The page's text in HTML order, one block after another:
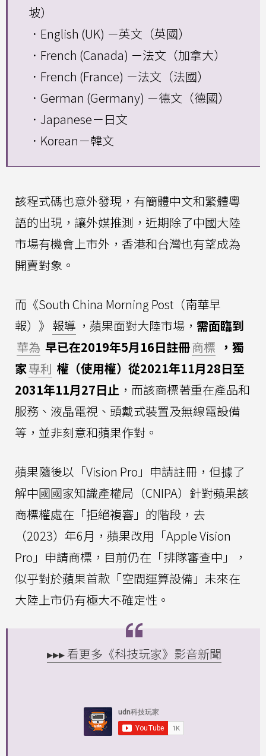
坡）
．English (UK) －英文（英國）
．French (Canada) －法文（加拿大）
．French (France) －法文（法國）
．German (Germany) －德文（德國）
．Japanese－日文
．Korean－韓文
該程式碼也意外發現，有簡體中文和繁體粵
語的出現，讓外媒推測，近期除了中國大陸
市場有機會上市外，香港和台灣也有望成為
開賣對象。
而《South China Morning Post（南華早
報）》 報導 ，蘋果面對大陸市場， 需面臨到
華為 早已在2019年5月16日註冊商標 ，獨
家專利 權（使用權）從2021年11月28日至
2031年11月27日止 ，而該商標著重在產品和
服務、液晶電視、頭戴式裝置及無線電設備
等，並非刻意和蘋果作對。
蘋果隨後以「Vision Pro」申請註冊，但據了
解中國國家知識產權局（CNIPA）針對蘋果該
商標權處在「拒絕複審」的階段，去
（2023）年6月，蘋果改用「Apple Vision
Pro」申請商標，目前仍在「排隊審查中」，
似乎對於蘋果首款「空間運算設備」未來在
大陸上市仍有極大不確定性。
▸▸▸ 看更多《科技玩家》影音新聞